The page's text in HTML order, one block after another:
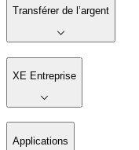
Transférer de l’argent
XE Entreprise
Applications